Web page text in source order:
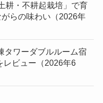
耕・不耕起栽培」で育
らの味わい（2026年
タワーダブルルーム宿
レビュー（2026年6